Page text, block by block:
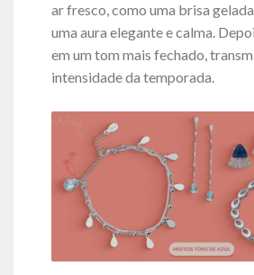
ar fresco, como uma brisa
uma aura elegante e calma.
em um tom mais fechado,
intensidade da temporada.